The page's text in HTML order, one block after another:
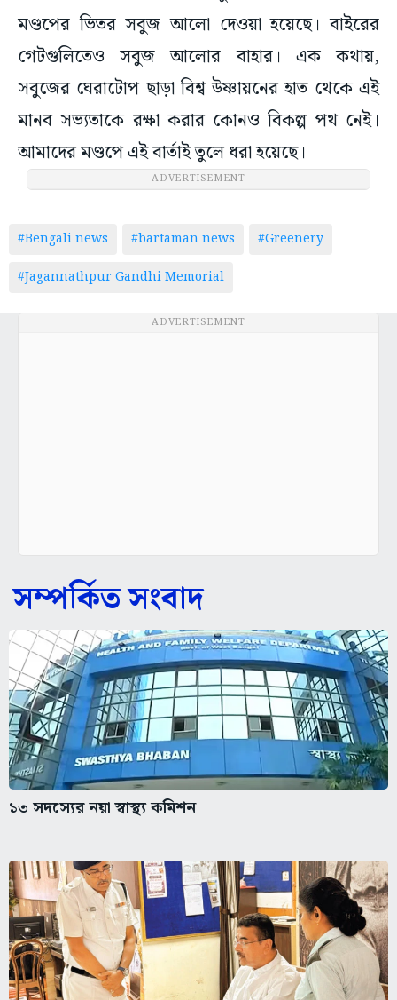
মণ্ডপের ভিতর সবুজ আলো দেওয়া হয়েছে। বাইরের
গেটগুলিতেও সবুজ আলোর বাহার। এক কথায়,
সবুজের ঘেরাটোপ ছাড়া বিশ্ব উষ্ণায়নের হাত থেকে এই
মানব সভ্যতাকে রক্ষা করার কোনও বিকল্প পথ নেই।
আমাদের মণ্ডপে এই বার্তাই তুলে ধরা হয়েছে।
ADVERTISEMENT
#Bengali news #bartaman news
#Greenery
#Jagannathpur Gandhi Memorial
ADVERTISEMENT
সম্পর্কিত সংবাদ
১৩ সদস্যের নয়া স্বাস্থ্য কমিশন